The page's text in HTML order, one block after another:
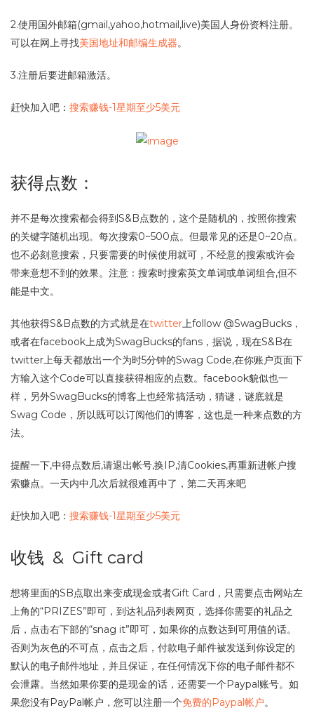
2.使用国外邮箱(gmail,yahoo,hotmail,live)美国人身份资料注册。
可以在网上寻找美国地址和邮编生成器。
3.注册后要进邮箱激活。
赶快加入吧： 搜索赚钱-1星期至少5美元
获得点数：
并不是每次搜索都会得到S&B点数的，这个是随机的，按照你搜索
的关键字随机出现。每次搜索0~500点。但最常见的还是0~20点。
也不必刻意搜索，只要需要的时候使用就可，不经意的搜索或许会
带来意想不到的效果。注意：搜索时搜索英文单词或单词组合,但不
能是中文。
其他获得S&B点数的方式就是在twitter上follow @SwagBucks，
或者在facebook上成为SwagBucks的fans，据说，现在S&B在
twitter上每天都放出一个为时5分钟的Swag Code,在你账户页面下
方输入这个Code可以直接获得相应的点数。facebook貌似也一
样，另外SwagBucks的博客上也经常搞活动，猜谜，谜底就是
Swag Code，所以既可以订阅他们的博客，这也是一种来点数的方
法。
提醒一下,中得点数后,请退出帐号,换IP,清Cookies,再重新进帐户搜
索赚点。一天内中几次后就很难再中了，第二天再来吧
赶快加入吧： 搜索赚钱-1星期至少5美元
收钱 & Gift card
想将里面的SB点取出来变成现金或者Gift Card，只需要点击网站左
上角的“PRIZES”即可，到达礼品列表网页，选择你需要的礼品之
后，点击右下部的“snag it”即可，如果你的点数达到可用值的话。
否则为灰色的不可点，点击之后，付款电子邮件被发送到你设定的
默认的电子邮件地址，并且保证，在任何情况下你的电子邮件都不
会泄露。当然如果你要的是现金的话，还需要一个Paypal账号。如
果您没有PayPal帐户，您可以注册一个免费的Paypal帐户。